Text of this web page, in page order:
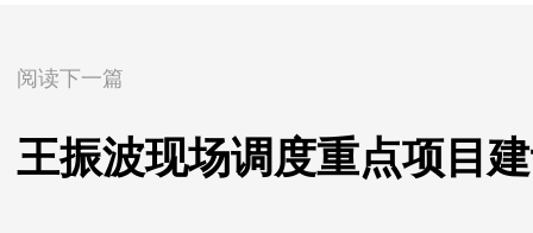
阅读下一篇
王振波现场调度重点项目